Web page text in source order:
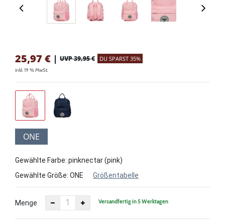
25,97 € | UVP 39,95 € DU SPARST 35%
inkl. 19 % MwSt.
ONE
Gewählte Farbe: pinknectar (pink)
Gewählte Größe: ONE Größentabelle
Menge Versandfertig in 5 Werktagen